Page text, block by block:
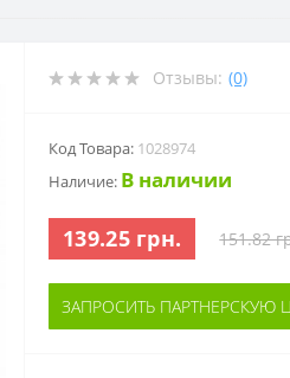
Отзывы: (0)
Код Товара: 1028974
Наличие: В наличии
139.25 грн. 151.82
ЗАПРОСИТЬ ПАРТНЕРСКУЮ